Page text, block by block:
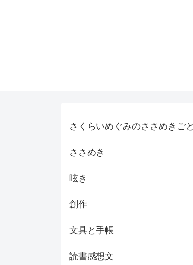
さくらいめぐみのささめきごと
ささめき
呟き
創作
文具と手帳
読書感想文